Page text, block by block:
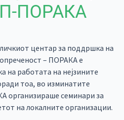
ПОРАКА
центар за поддршка на
– ПОРАКА е
на работата на нејзините
тоа, во изминатите
семинари за
на локалните организации.